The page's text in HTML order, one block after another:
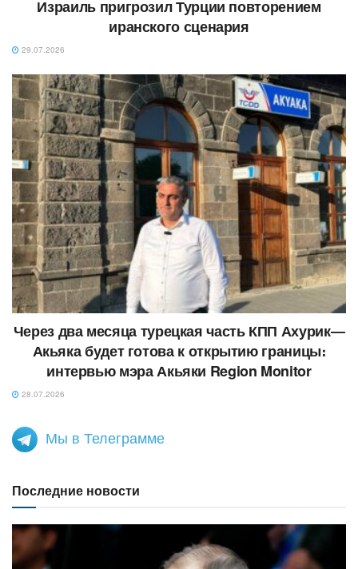
Израиль пригрозил Турции повторением
иранского сценария
29.07.2026
Через два месяца турецкая часть КПП Ахурик—
Акьяка будет готова к открытию границы։
интервью мэра Акьяки Region Monitor
28.07.2026
Мы в Телеграмме
Последние новости